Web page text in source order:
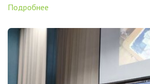
Подробнее